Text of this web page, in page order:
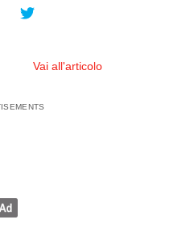
Vai all'articolo